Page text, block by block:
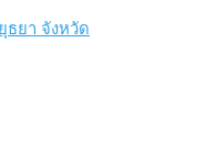
ธยา จังหวัด